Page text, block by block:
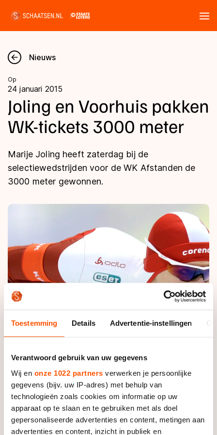
Toestemming Details Advertentie-instellingen
Verantwoord gebruik van uw gegevens
Wij en onze 1022 partners verwerken je persoonlijke
gegevens (bijv. uw IP-adres) met behulp van
technologieën zoals cookies om informatie op uw
apparaat op te slaan en te gebruiken met als doel
gepersonaliseerde advertenties en content, metingen aan
advertenties en content, inzicht in publiek en
Nieuws
Kalender
Disciplines
Langebaan
Shorttrack
Natuurijs
Uitslagen
Langebaan
Kunstschaatsen
Tijden & historie
Ranglijsten Langebaan
Persoonlijke records & tijden
Historie & statistiek
Inschrijven wedstrijden
Algemene Nederlandse Schaatstijd
Deze zomer de weg op
Waar kan ik schaatsen en skaten?
Schaatsfans
Alles voor jou als schaatsfan
Evenementen
Tickets
Livestreams
Winacties
Olympische Spelen
Olympische Spelen
Medaille overzicht
Medaillespiegel
Olympische uitslagen
Van Jong tot Goud verhalen
Nieuws
Op
24 januari 2015
Joling en Voorhuis pakken
WK-tickets 3000 meter
Marije Joling heeft zaterdag bij de
selectiewedstrijden voor de WK Afstanden de
3000 meter gewonnen.
Foto: Sander Chamid